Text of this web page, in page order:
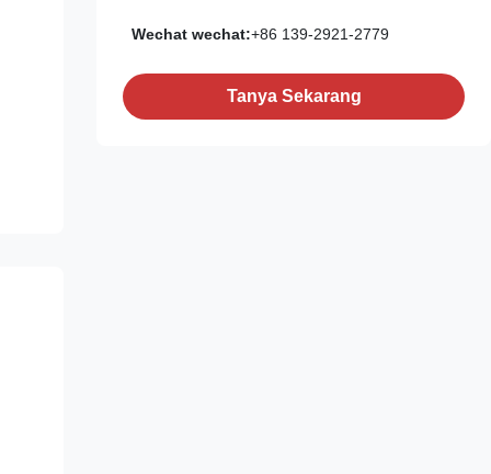
Wechat wechat:+86 139-2921-2779
Tanya Sekarang